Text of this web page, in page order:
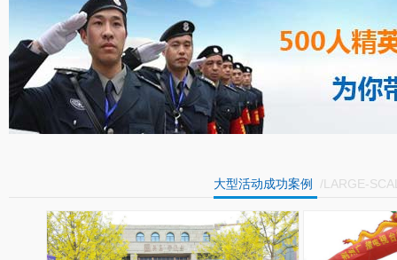
大型活动成功案例 /LARGE-